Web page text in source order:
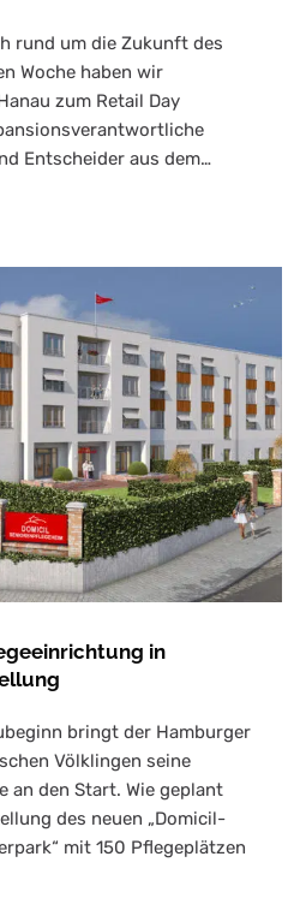
rund um die Zukunft des
Woche haben wir
zum Retail Day
Entscheider aus dem…
in
bringt der Hamburger
Völklingen seine
an den Start. Wie geplant
des neuen „Domicil-
mit 150 Pflegeplätzen